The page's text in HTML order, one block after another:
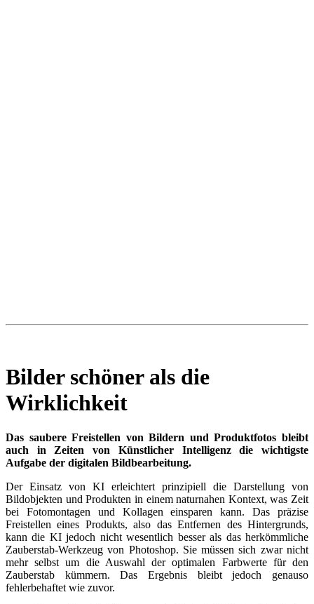
Bilder schöner als die
Wirklichkeit
Das saubere Freistellen von Bildern und Produktfotos bleibt
auch in Zeiten von Künstlicher Intelligenzdie wichtigste
Aufgabe der digitalen Bildbearbeitung.
Der Einsatz von KI erleichtert prinzipiell die Darstellung von
Bildobjekten und Produkten in einem naturnahen Kontext, was Zeit
bei Fotomontagen und Kollagen einsparen kann. Das präzise
Freistellen eines Produkts, also das Entfernen des Hintergrunds,
kann die KI jedoch nicht wesentlich besser als das herkömmliche
Zauberstab-Werkzeug von Photoshop. Sie müssen sich zwar nicht
mehr selbst um die Auswahl der optimalen Farbwerte für den
Zauberstab kümmern. Das Ergebnis bleibt jedoch genauso
fehlerbehaftet wie zuvor.